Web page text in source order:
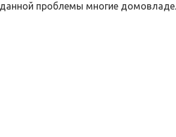
проблемы многие